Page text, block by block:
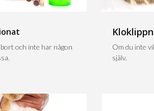
och inte har någon
Om du inte
själv.